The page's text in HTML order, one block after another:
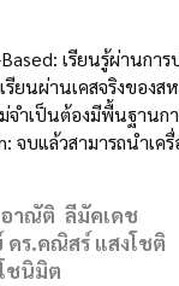
เรียนรู้ผ่านกา
รียนผ่านเคสจริงขอ
จำเป็นต้องมีพื้นฐานก
จบแล้วสามารถนำเค
อาณัติ ลีมัคเดช
ดร.คณิสร์ แสงโชติ
ชนิมิต